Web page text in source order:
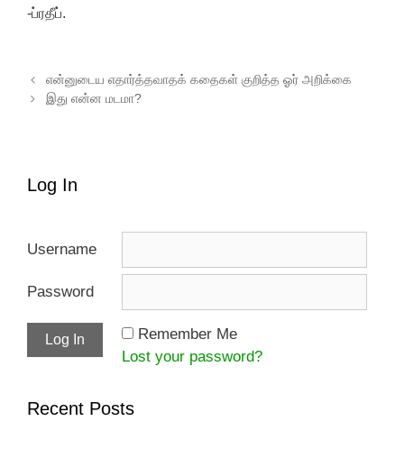
-ப்ரதீப்.
Post navigation
என்னுடைய எதார்த்தவாதக் கதைகள் குறித்த ஓர் அறிக்கை
இது என்ன மடமா?
Log In
Username
Password
Remember Me
Lost your password?
Recent Posts